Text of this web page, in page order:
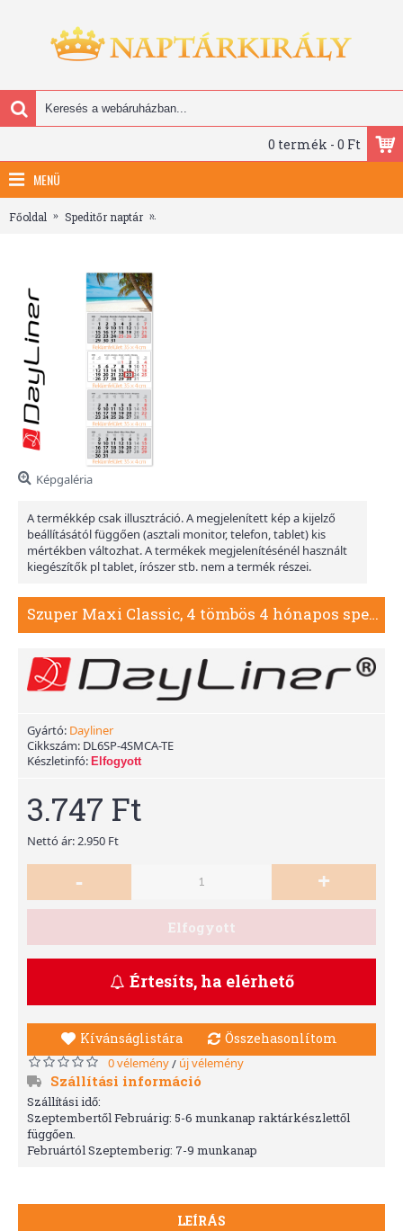
0 termék - 0 Ft
MENÜ
Főoldal Speditőr naptár
Képgaléria
A termékkép csak illusztráció. A megjelenített kép a kijelző
beállításától függően (asztali monitor, telefon, tablet) kis
mértékben változhat. A termékek megjelenítésénél használt
kiegészítők pl tablet, írószer stb. nem a termék részei.
Szuper Maxi Classic, 4 tömbös 4 hónapos speditőr naptár - Tengerpart fejrésszel
Gyártó: Dayliner
Cikkszám: DL6SP-4SMCA-TE
Készletinfó: Elfogyott
3.747 Ft
Nettó ár: 2.950 Ft
- +
Elfogyott
Értesíts, ha elérhető
Kívánságlistára Összehasonlítom
0 vélemény/ új vélemény
Szállítási információ
Szállítási idő:
Szeptembertől Februárig: 5-6 munkanap raktárkészlettől
függően.
Februártól Szeptemberig: 7-9 munkanap
LEÍRÁS